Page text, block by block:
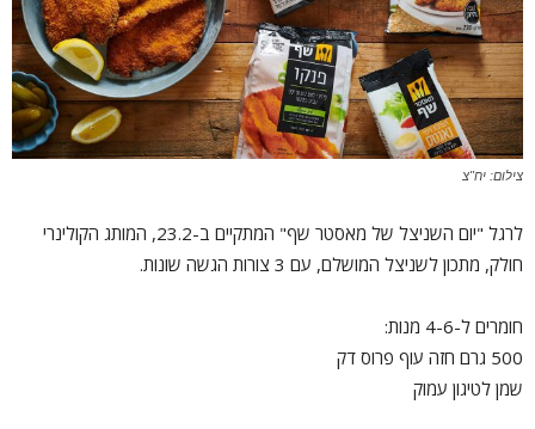
צילום: יח"צ
לרגל "יום השניצל של מאסטר שף" המתקיים ב-23.2, המותג הקולינרי
חולק, מתכון לשניצל המושלם, עם 3 צורות הגשה שונות.
חומרים ל-4-6 מנות:
500 גרם חזה עוף פרוס דק
שמן לטיגון עמוק